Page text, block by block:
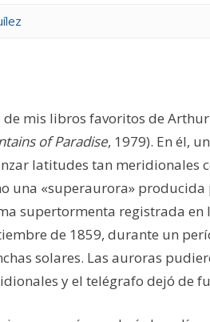
de mis libros favoritos de Arthur
of Paradise, 1979). En él,
latitudes tan meridionales
una «superaurora»
supertormenta registrada en
de 1859, durante un
solares. Las auroras
y el telégrafo dejó de